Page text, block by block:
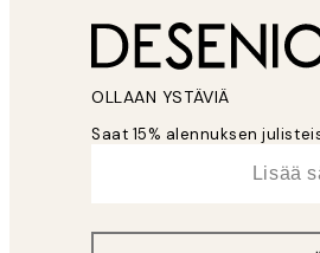
OLLAAN YSTÄVIÄ
Saat 15% alennuksen